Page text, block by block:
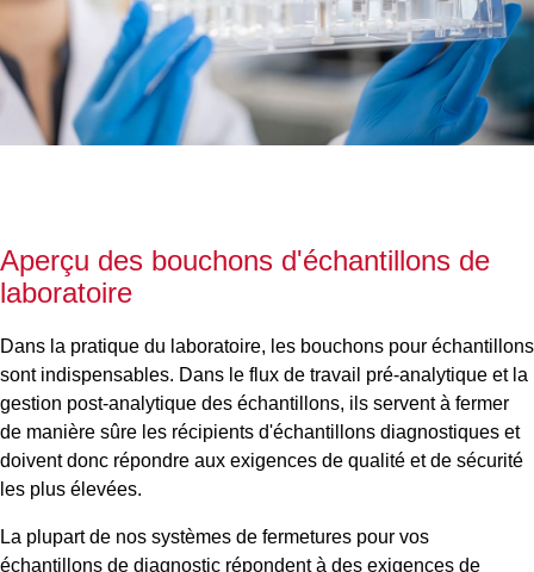
Aperçu des bouchons d'échantillons de
laboratoire
Dans la pratique du laboratoire, les bouchons pour échantillons
sont indispensables. Dans le flux de travail pré-analytique et la
gestion post-analytique des échantillons, ils servent à fermer
de manière sûre les récipients d'échantillons diagnostiques et
doivent donc répondre aux exigences de qualité et de sécurité
les plus élevées.
La plupart de nos systèmes de fermetures pour vos
échantillons de diagnostic répondent à des exigences de